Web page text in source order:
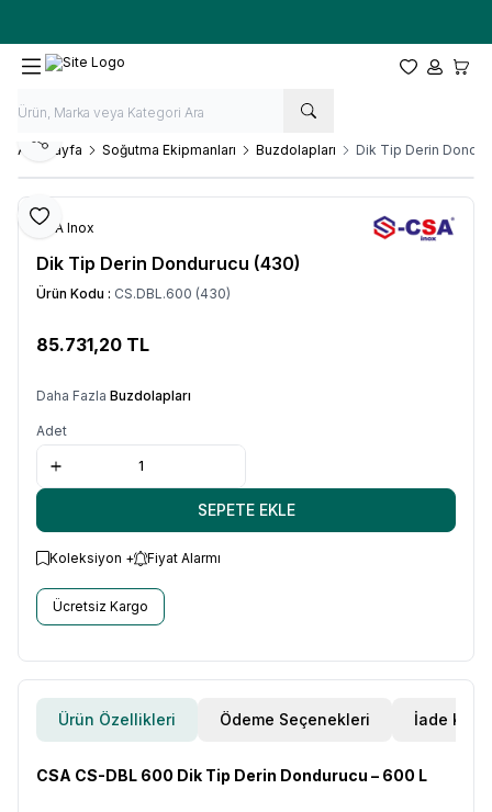
Favorilerim
Hesabım
Ana Sayfa Soğutma Ekipmanları Buzdolapları Dik Tip Derin
Favoriye Ekle
Paylaş
CSA Inox
Dik Tip Derin Dondurucu (430)
Ürün Kodu : CS.DBL.600 (430)
85.731,20 TL
Daha Fazla Buzdolapları
Adet
SEPETE EKLE
Koleksiyon + Fiyat Alarmı
Ücretsiz Kargo
Ürün Özellikleri Ödeme Seçenekleri İade
CSA CS-DBL 600 Dik Tip Derin Dondurucu – 600 L